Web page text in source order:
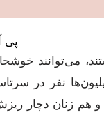
می‌توانند
نفر در
هم زنان دچار